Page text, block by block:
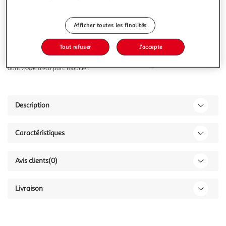
Paris Prix 759,99€
759,99€
dont 7,00€ d'éco part. mobilier.
Ajouter au panier
Description
Caractéristiques
Avis clients(0)
Livraison
Afficher toutes les finalités
Tout refuser J'accepte